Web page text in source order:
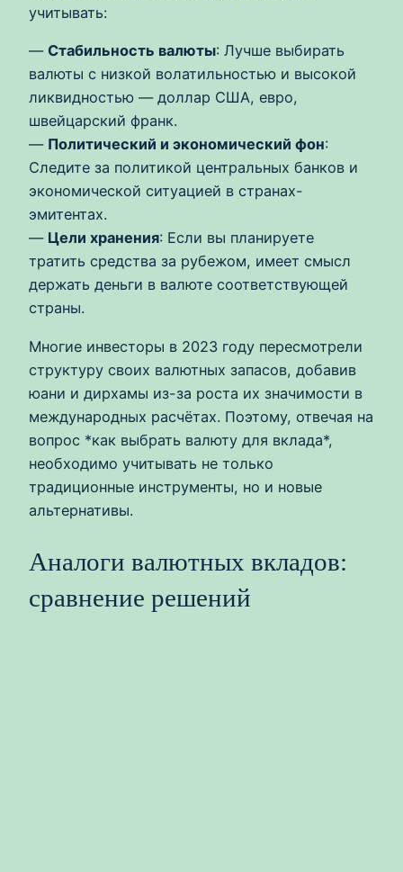
учитывать:
— Стабильность валюты: Лучше выбирать
валюты с низкой волатильностью и высокой
ликвидностью — доллар США, евро,
швейцарский франк.
— Политический и экономический фон:
Следите за политикой центральных банков и
экономической ситуацией в странах-
эмитентах.
— Цели хранения: Если вы планируете
тратить средства за рубежом, имеет смысл
держать деньги в валюте соответствующей
страны.
Многие инвесторы в 2023 году пересмотрели
структуру своих валютных запасов, добавив
юани и дирхамы из-за роста их значимости в
международных расчётах. Поэтому, отвечая на
вопрос *как выбрать валюту для вклада*,
необходимо учитывать не только
традиционные инструменты, но и новые
альтернативы.
Аналоги валютных вкладов:
сравнение решений